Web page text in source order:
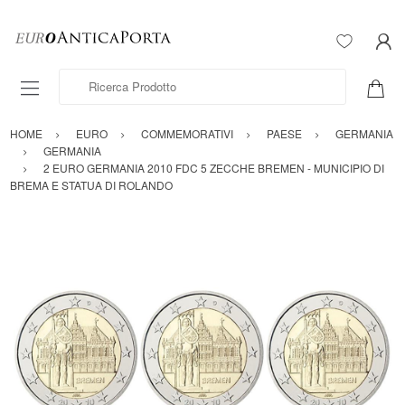
Ricerca Prodotto
HOME EURO COMMEMORATIVI PAESE
GERMANIA
GERMANIA
2 EURO GERMANIA 2010 FDC 5 ZECCHE BREMEN - MUNICIPIO DI
BREMA E STATUA DI ROLANDO